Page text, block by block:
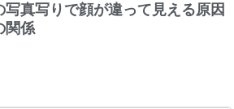
写真写りで顔が違って見える原因
関係